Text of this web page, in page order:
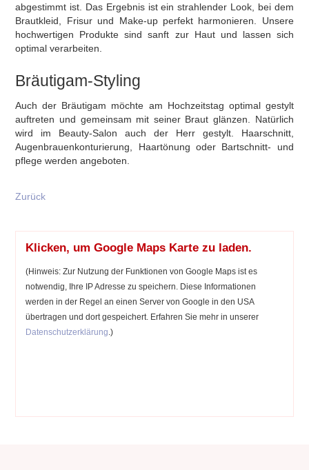
abgestimmt ist. Das Ergebnis ist ein strahlender Look, bei dem
Brautkleid, Frisur und Make-up perfekt harmonieren. Unsere
hochwertigen Produkte sind sanft zur Haut und lassen sich
optimal verarbeiten.
Bräutigam-Styling
Auch der Bräutigam möchte am Hochzeitstag optimal gestylt
auftreten und gemeinsam mit seiner Braut glänzen. Natürlich
wird im Beauty-Salon auch der Herr gestylt. Haarschnitt,
Augenbrauenkonturierung, Haartönung oder Bartschnitt- und
pflege werden angeboten.
Zurück
Klicken, um Google Maps Karte zu laden.
(Hinweis: Zur Nutzung der Funktionen von Google Maps ist es
notwendig, Ihre IP Adresse zu speichern. Diese Informationen
werden in der Regel an einen Server von Google in den USA
übertragen und dort gespeichert. Erfahren Sie mehr in unserer
Datenschutzerklärung .)